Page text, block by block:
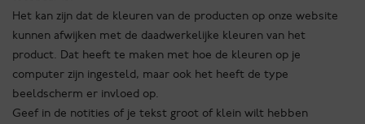
Het kan zijn dat de kleuren van de producten op onze website
kunnen afwijken met de daadwerkelijke kleuren van het
product. Dat heeft te maken met hoe de kleuren op je
computer zijn ingesteld, maar ook het heeft de type
beeldscherm er invloed op.
Geef in de notities of je tekst groot of klein wilt hebben